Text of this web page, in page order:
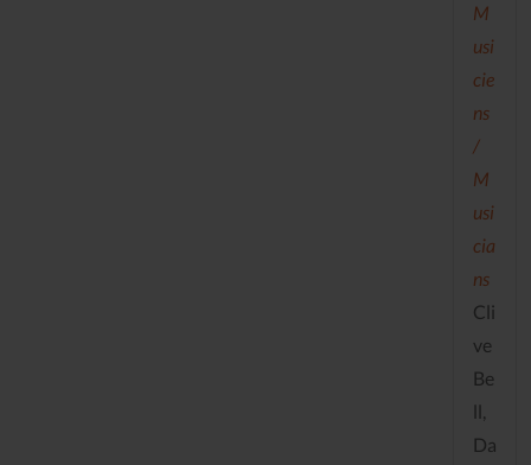
M
usi
cie
ns
/
M
usi
cia
ns
Cli
ve
Be
ll,
Da